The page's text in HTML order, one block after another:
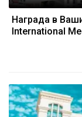
Награда в
International